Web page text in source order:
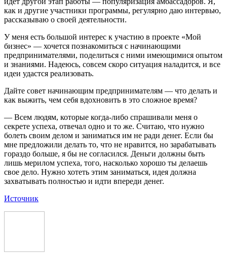
как и другие участники программы, регулярно даю интервью,
рассказываю о своей деятельности.
У меня есть большой интерес к участию в проекте «Мой
бизнес» — хочется познакомиться с начинающими
предпринимателями, поделиться с ними имеющимися опытом
и знаниями. Надеюсь, совсем скоро ситуация наладится, и все
идеи удастся реализовать.
Дайте совет начинающим предпринимателям — что делать и
как выжить, чем себя вдохновить в это сложное время?
— Всем людям, которые когда-либо спрашивали меня о
секрете успеха, отвечал одно и то же. Считаю, что нужно
болеть своим делом и заниматься им не ради денег. Если бы
мне предложили делать то, что не нравится, но зарабатывать
гораздо больше, я бы не согласился. Деньги должны быть
лишь мерилом успеха, того, насколько хорошо ты делаешь
свое дело. Нужно хотеть этим заниматься, идея должна
захватывать полностью и идти впереди денег.
Источник